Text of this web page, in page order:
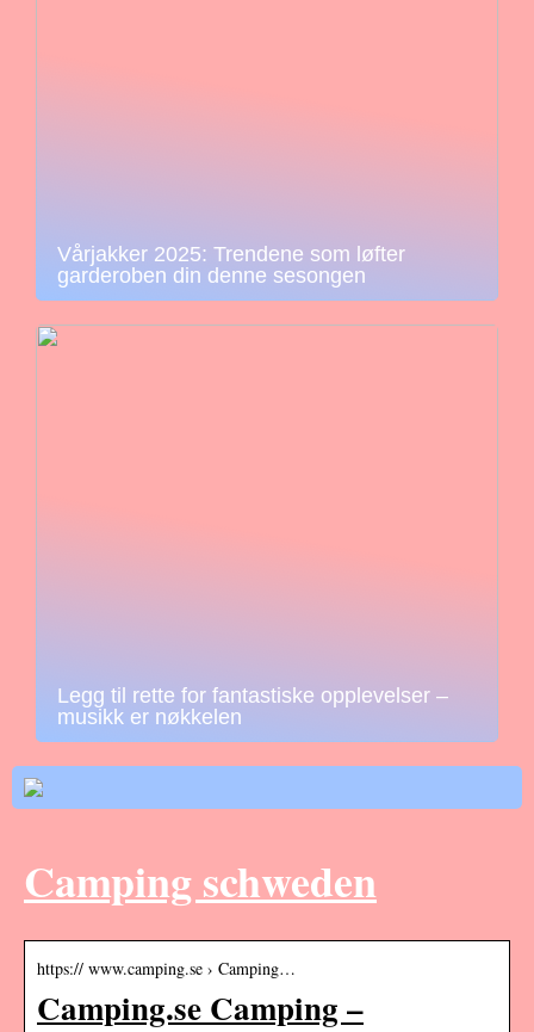
Vårjakker 2025: Trendene som løfter
garderoben din denne sesongen
Legg til rette for fantastiske opplevelser –
musikk er nøkkelen
Camping schweden
https:// www.camping.se › Camping…
Camping.se Camping –